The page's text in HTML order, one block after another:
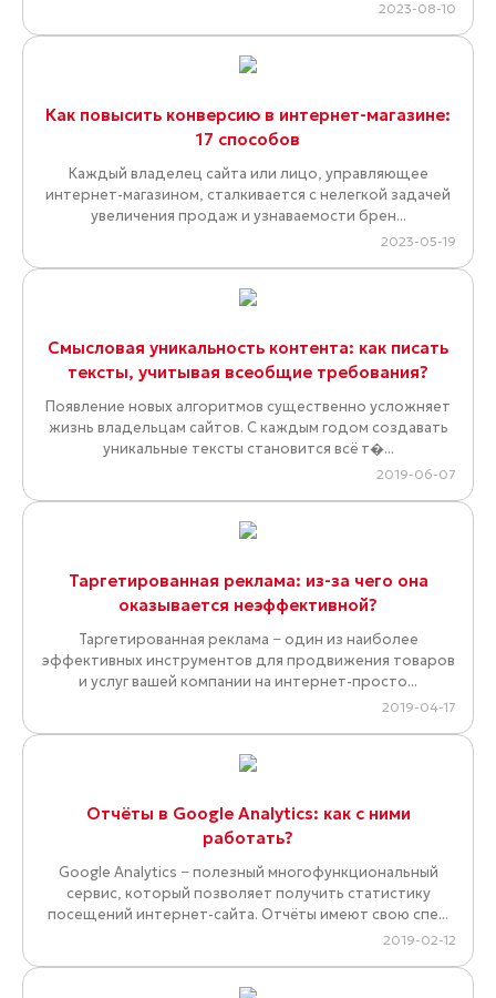
2023-08-10
Как повысить конверсию в интернет-магазине:
17 способов
Каждый владелец сайта или лицо, управляющее
интернет-магазином, сталкивается с нелегкой задачей
увеличения продаж и узнаваемости брен...
2023-05-19
Смысловая уникальность контента: как писать
тексты, учитывая всеобщие требования?
Появление новых алгоритмов существенно усложняет
жизнь владельцам сайтов. С каждым годом создавать
уникальные тексты становится всё т�...
2019-06-07
Таргетированная реклама: из-за чего она
оказывается неэффективной?
Таргетированная реклама − один из наиболее
эффективных инструментов для продвижения товаров
и услуг вашей компании на интернет-просто...
2019-04-17
Отчёты в Google Analytics: как с ними
работать?
Google Analytics − полезный многофункциональный
сервис, который позволяет получить статистику
посещений интернет-сайта. Отчёты имеют свою спе...
2019-02-12